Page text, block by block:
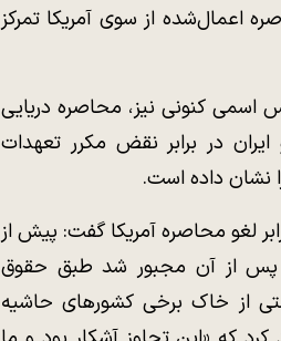
اعمال‌شده از سوی آمریکا تمرکز
اسمی کنونی نیز، محاصره دریایی
در برابر نقض مکرر تعهدات
نشان داده است.
لغو محاصره آمریکا گفت: پیش از
پس از آن مجبور شد طبق حقوق
از خاک برخی کشور‌های حاشیه